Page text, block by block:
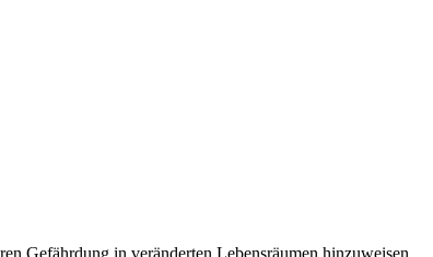
Gefährdung in veränderten Lebensräumen hinzuweisen.